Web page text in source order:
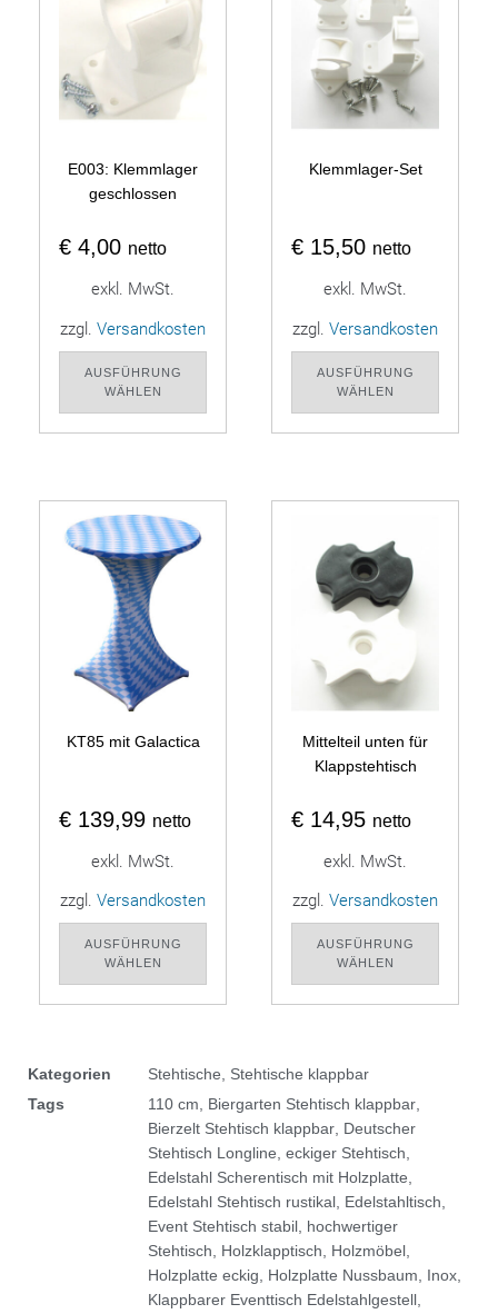
E003: Klemmlager
geschlossen
€ 4,00 netto
exkl. MwSt.
zzgl. Versandkosten
AUSFÜHRUNG
WÄHLEN
Klemmlager-Set
€ 15,50 netto
exkl. MwSt.
zzgl. Versandkosten
AUSFÜHRUNG
WÄHLEN
KT85 mit Galactica
€ 139,99 netto
exkl. MwSt.
zzgl. Versandkosten
AUSFÜHRUNG
WÄHLEN
Mittelteil unten für
Klappstehtisch
€ 14,95 netto
exkl. MwSt.
zzgl. Versandkosten
AUSFÜHRUNG
WÄHLEN
Kategorien Stehtische
Stehtische klappbar
Tags
110 cm Biergarten Stehtisch klappbar
Bierzelt Stehtisch klappbar Deutscher
Stehtisch Longline eckiger Stehtisch
Edelstahl Scherentisch mit Holzplatte
Edelstahl Stehtisch rustikal Edelstahltisch
Event Stehtisch stabil hochwertiger
Stehtisch
Holzklapptisch Holzmöbel
Holzplatte eckig
Holzplatte Nussbaum Inox
Klappbarer Eventtisch Edelstahlgestell